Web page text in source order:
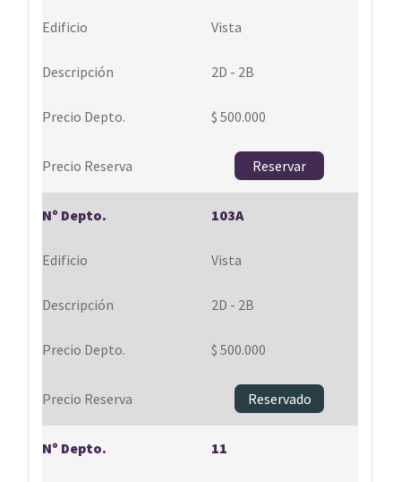
Vista
2D - 2B
$ 500.000
Reservar
103A
Vista
2D - 2B
$ 500.000
Reservado
11